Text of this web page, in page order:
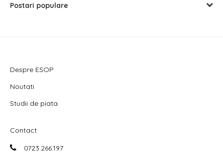
Postari populare
Despre ESOP
Noutati
Studii de piata
Contact
0723.266.197